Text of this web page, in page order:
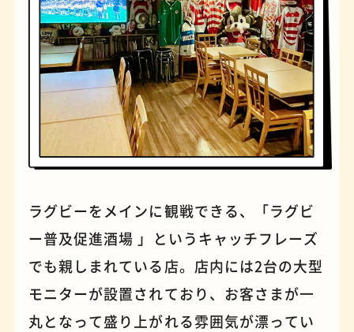
ナポリタン
パンケーキ 手芸
ラグビーをメインに観戦できる、「ラグビ
ー普及促進酒場 」というキャッチフレーズ
でも親しまれている店。店内には2台の大型
モニターが設置されており、お客さまが一
丸となって盛り上がれる雰囲気が漂ってい